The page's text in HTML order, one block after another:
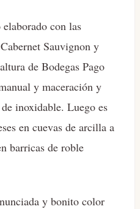
con las
Sauvignon y
de Bodegas Pago
y maceración y
inoxidable. Luego es
en cuevas de arcilla a
barricas de roble
y bonito color